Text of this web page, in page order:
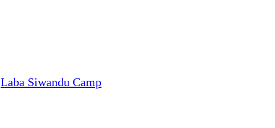
Laba Siwandu Camp